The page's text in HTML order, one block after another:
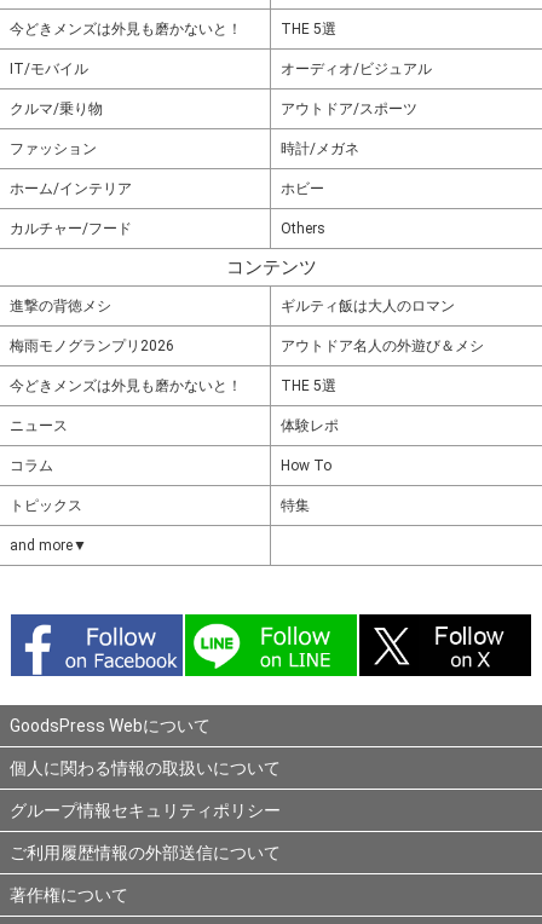
今どきメンズは外見も磨かないと！ THE 5選
IT/モバイル オーディオ/ビジュアル
クルマ/乗り物 アウトドア/スポーツ
ファッション 時計/メガネ
ホーム/インテリア ホビー
カルチャー/フード Others
コンテンツ
進撃の背徳メシ ギルティ飯は大人のロマン
梅雨モノグランプリ2026 アウトドア名人の外遊び＆メシ
今どきメンズは外見も磨かないと！ THE 5選
ニュース 体験レポ
コラム How To
トピックス 特集
and more▼
GoodsPress Webについて
個人に関わる情報の取扱いについて
グループ情報セキュリティポリシー
ご利用履歴情報の外部送信について
著作権について